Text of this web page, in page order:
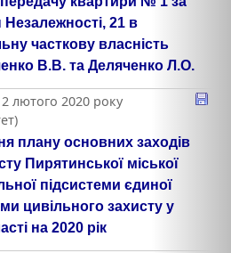
21 в
часткову власність
В.В. та Деляченко Л.О.
лютого 2020 року
плану основних заходів
Пирятинської міської
підсистеми єдиної
цивільного захисту у
на 2020 рік